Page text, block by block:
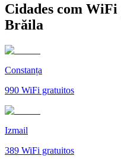
Cidades com
Brăila
Constanța
990 WiFi gratuitos
Izmail
389 WiFi gratuitos